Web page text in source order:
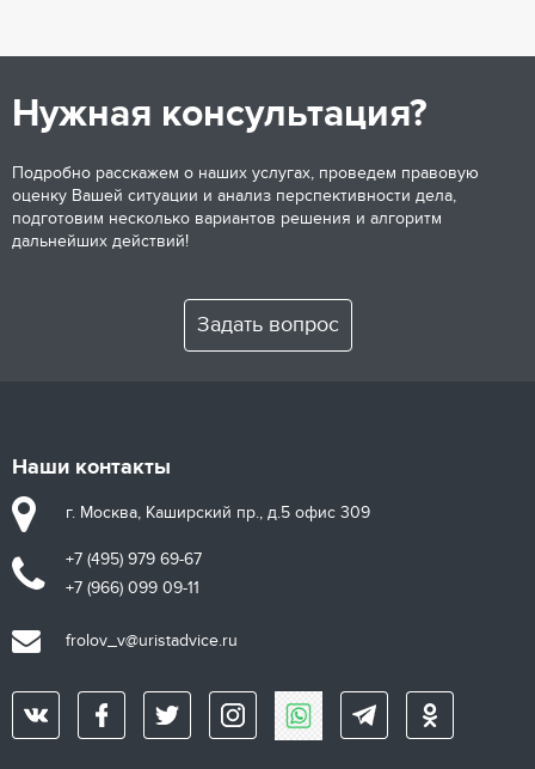
Нужная консультация?
Подробно расскажем о наших услугах, проведем правовую
оценку Вашей ситуации и анализ перспективности дела,
подготовим несколько вариантов решения и алгоритм
дальнейших действий!
Задать вопрос
Наши контакты
г. Москва, Каширский пр., д.5 офис 309
+7 (495) 979 69-67
+7 (966) 099 09-11
frolov_v@uristadvice.ru